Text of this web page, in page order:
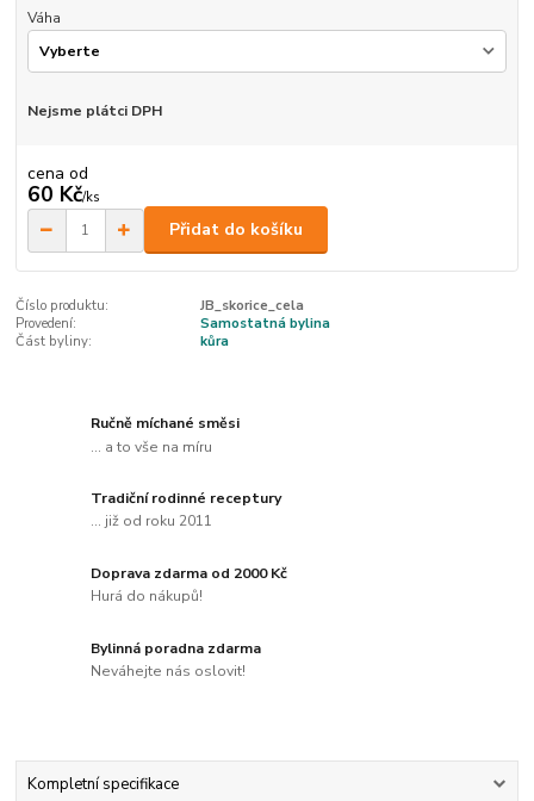
Váha
Nejsme plátci DPH
cena od
60 Kč/ks
Přidat do košíku
Číslo produktu:
JB_skorice_cela
Provedení:
Samostatná bylina
Část byliny:
kůra
Ručně míchané směsi
... a to vše na míru
Tradiční rodinné receptury
... již od roku 2011
Doprava zdarma od 2000 Kč
Hurá do nákupů!
Bylinná poradna zdarma
Neváhejte nás oslovit!
Kompletní specifikace